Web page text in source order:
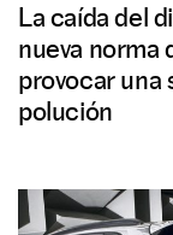
La caída del
nueva norma
provocar una
polución